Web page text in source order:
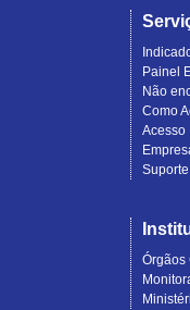
Painel
Não
Como
Acesso
Suporte
Órgãos